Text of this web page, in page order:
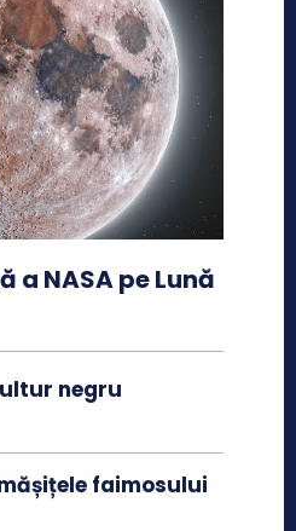
a NASA pe Lună
negru
faimosului